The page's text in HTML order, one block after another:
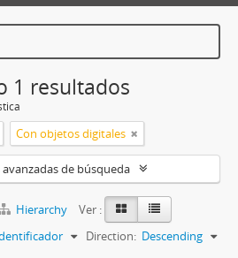
1 resultados
Con objetos digitales
de búsqueda
Hierarchy
Ver :
Direction: Descending